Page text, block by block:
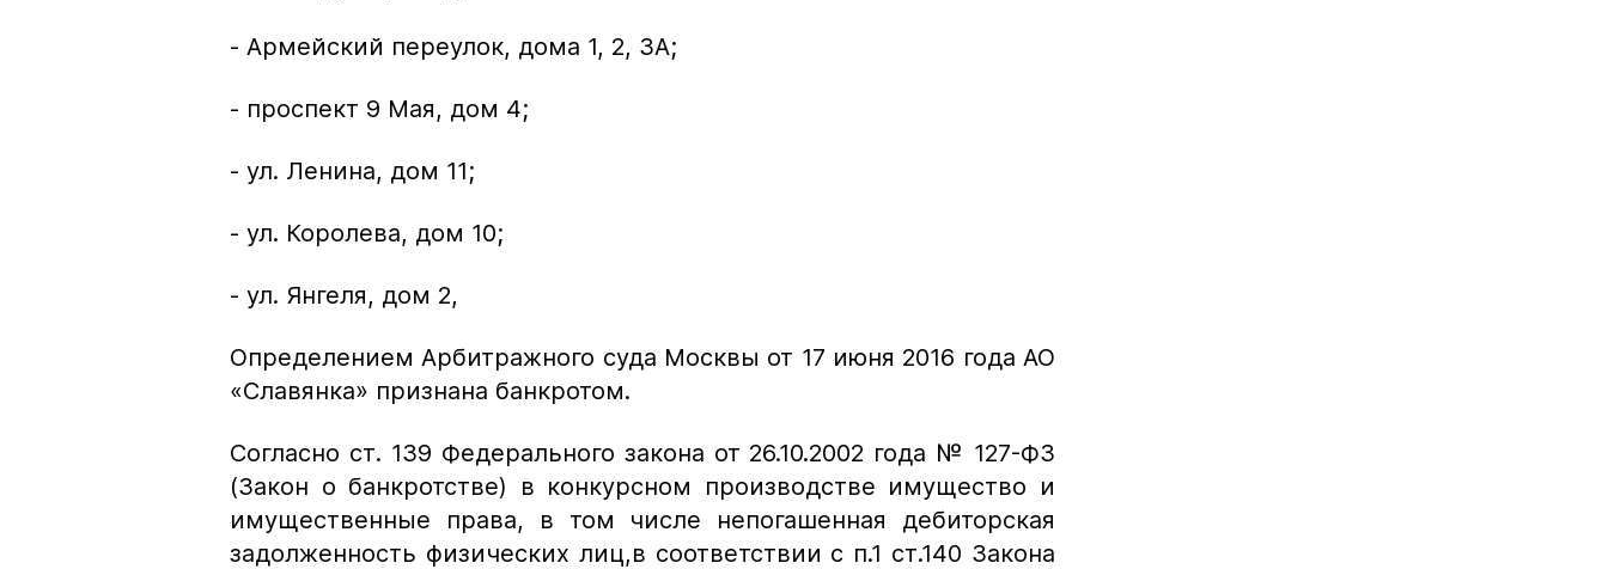
- Армейский переулок, дома 1, 2, 3А;
- проспект 9 Мая, дом 4;
- ул. Ленина, дом 11;
- ул. Королева, дом 10;
- ул. Янгеля, дом 2,
Определением Арбитражного суда Москвы от 17 июня 2016 года АО
«Славянка» признана банкротом.
Согласно ст. 139 Федерального закона от 26.10.2002 года № 127-ФЗ
(Закон о банкротстве) в конкурсном производстве имущество и
имущественные права, в том числе непогашенная дебиторская
задолженность физических лиц,в соответствии с п.1 ст.140 Закона